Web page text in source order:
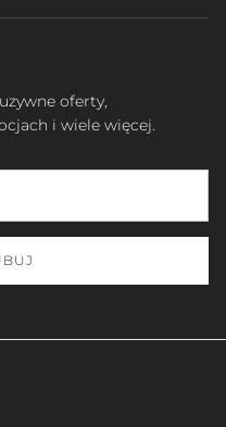
oferty,
i wiele więcej.